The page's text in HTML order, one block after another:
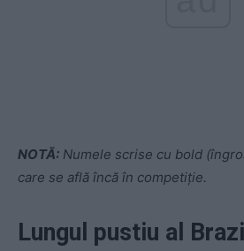
NOTĂ: Numele scrise cu bold
care se află încă în competiție.
Lungul pustiu al